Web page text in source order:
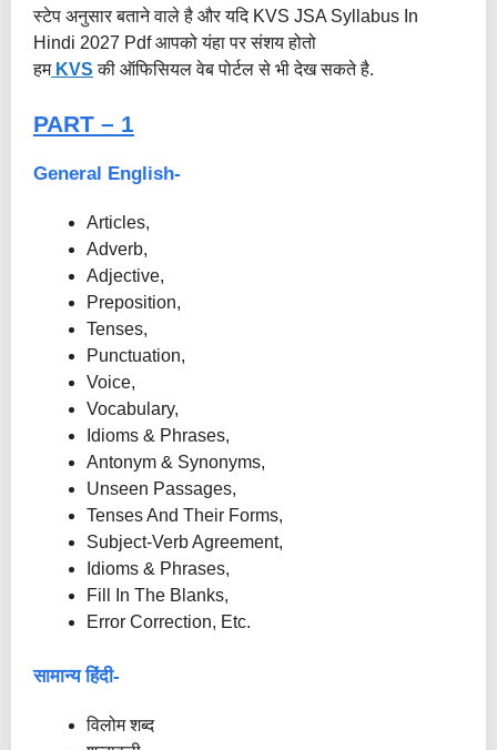
स्टेप अनुसार बताने वाले है और यदि KVS JSA Syllabus In
Hindi 2027 Pdf आपको यंहा पर संशय होतो
हम KVS की ऑफिसियल वेब पोर्टल से भी देख सकते है.
PART – 1
General English-
Articles,
Adverb,
Adjective,
Preposition,
Tenses,
Punctuation,
Voice,
Vocabulary,
Idioms & Phrases,
Antonym & Synonyms,
Unseen Passages,
Tenses And Their Forms,
Subject-Verb Agreement,
Idioms & Phrases,
Fill In The Blanks,
Error Correction, Etc.
सामान्य हिंदी-
विलोम शब्द